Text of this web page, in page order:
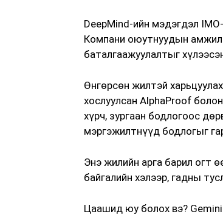
DeepMind-ийн мэдэгдэл
Компани оюутнуудын
баталгаажуулалтыг
Өнгөрсөн жилтэй
хослуулсан AlphaProof
хүрч, зургаан бодлогоос
мэргэжилтнүүд бодлогыг
Энэ жилийн арга барил огт
байгалийн хэлээр, гадны
Цаашид юу болох вэ? Gemini